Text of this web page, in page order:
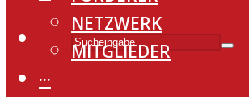
NETZWERK
MITGLIEDER
···